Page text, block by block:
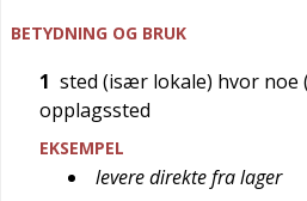
BETYDNING OG BRUK
1 sted (især lokale) hvor noe
opplagssted
EKSEMPEL
levere direkte fra lager